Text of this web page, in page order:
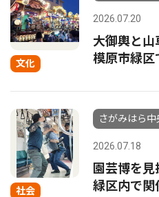
文化
2026.07.20
大御輿と
模原市緑区
社会
さがみはら
2026.07.18
園芸博を
緑区内で関